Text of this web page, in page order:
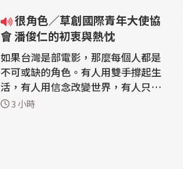
很角色／草創國際青年大使協
會 潘俊仁的初衷與熱忱
如果台灣是部電影，那麼每個人都是
不可或缺的角色。有人用雙手撐起生
活，有人用信念改變世界，有人只是
認真過好每一天。《很角色》走進他
3 小時